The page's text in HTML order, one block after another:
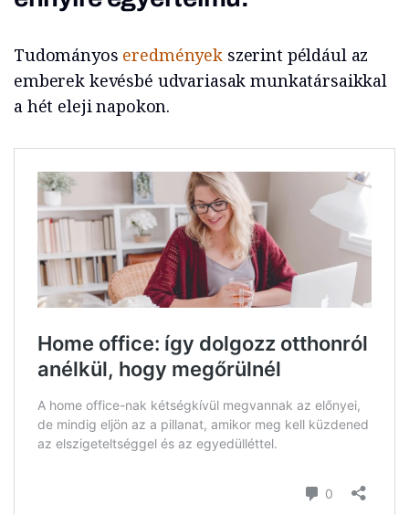
Tudományos eredményekszerint például az
emberek kevésbé udvariasak munkatársaikkal
a hét eleji napokon.